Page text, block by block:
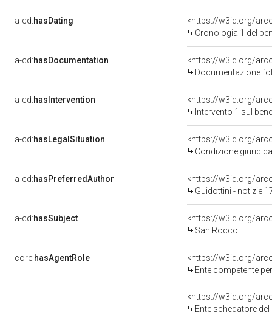
a-cd:hasDating
<https://w3id.org/
Cronologia 1 del
a-cd:hasDocumentation
Documentazione
a-cd:hasIntervention
<https://w3id.org/
Intervento 1 sul
a-cd:hasLegalSituation
Condizione
a-cd:hasPreferredAuthor
<https://w3id.org/
Guidottini - notizie
a-cd:hasSubject
<https://w3id.org/
San Rocco
core:hasAgentRole
<https://w3id.org/
Ente competente per
<https://w3id.org/
Ente schedatore